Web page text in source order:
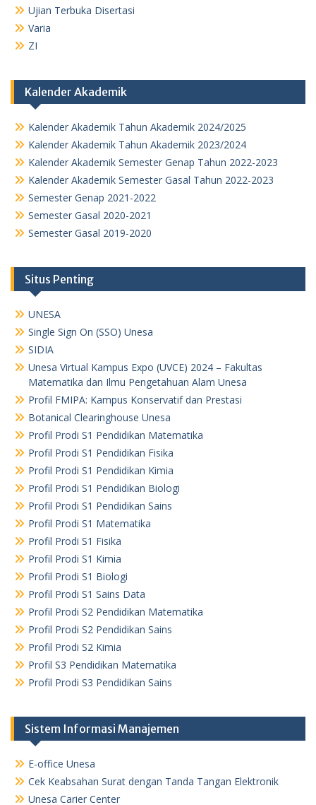
Ujian Terbuka Disertasi
Varia
ZI
Kalender Akademik
Kalender Akademik Tahun Akademik 2024/2025
Kalender Akademik Tahun Akademik 2023/2024
Kalender Akademik Semester Genap Tahun 2022-2023
Kalender Akademik Semester Gasal Tahun 2022-2023
Semester Genap 2021-2022
Semester Gasal 2020-2021
Semester Gasal 2019-2020
Situs Penting
UNESA
Single Sign On (SSO) Unesa
SIDIA
Unesa Virtual Kampus Expo (UVCE) 2024 – Fakultas
Matematika dan Ilmu Pengetahuan Alam Unesa
Profil FMIPA: Kampus Konservatif dan Prestasi
Botanical Clearinghouse Unesa
Profil Prodi S1 Pendidikan Matematika
Profil Prodi S1 Pendidikan Fisika
Profil Prodi S1 Pendidikan Kimia
Profil Prodi S1 Pendidikan Biologi
Profil Prodi S1 Pendidikan Sains
Profil Prodi S1 Matematika
Profil Prodi S1 Fisika
Profil Prodi S1 Kimia
Profil Prodi S1 Biologi
Profil Prodi S1 Sains Data
Profil Prodi S2 Pendidikan Matematika
Profil Prodi S2 Pendidikan Sains
Profil Prodi S2 Kimia
Profil S3 Pendidikan Matematika
Profil Prodi S3 Pendidikan Sains
Sistem Informasi Manajemen
E-office Unesa
Cek Keabsahan Surat dengan Tanda Tangan Elektronik
Unesa Carier Center